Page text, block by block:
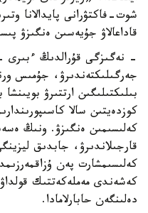
شوت-فاكتۋرانى پايدالانا
قاداعالاۋ جۇيەسىن ەنگىزۋ
- نەگىزگى قۇرالدىڭ ءبىرى
جەرگىلىكتەندىرۋ، جۇمىس
بىلىكتىلىگىن ارتتىرۋ
كوزدەيتىن سالا
كەلىسىمىن ەنگىزۋ. ونىڭ
قارجىلاندىرۋ، جابدىق
كەلىسىمشارت پەن
كەشەندى مەملەكەتتىك
دەلىنگەن حابارلامادا.